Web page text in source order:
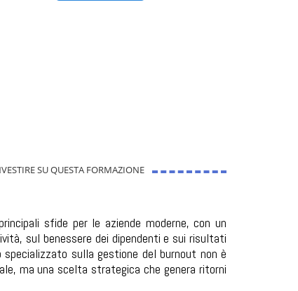
SU QUESTA FORMAZIONE
sfide per le aziende moderne, con un
sul benessere dei dipendenti e sui risultati
specializzato sulla gestione del burnout non è
ma una scelta strategica che genera ritorni